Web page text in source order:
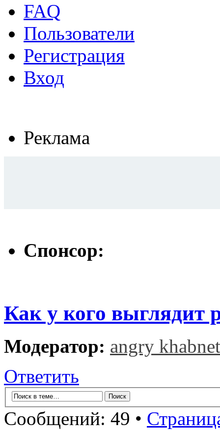
FAQ
Пользователи
Регистрация
Вход
Реклама
Спонсор:
Как у кого выглядит
Модератор: angry khabnet
Ответить
Сообщений: 49 •